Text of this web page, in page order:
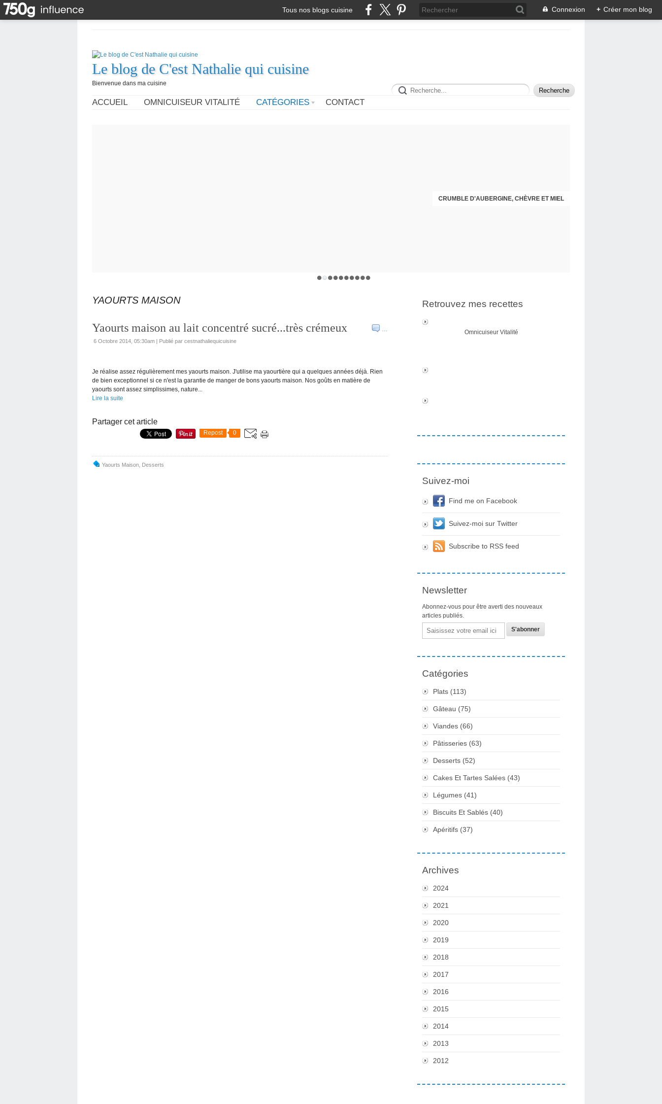
Tous nos blogs cuisine Connexion + Créer mon blog
Le blog de C'est Nathalie qui cuisine
Bienvenue dans ma cuisine
ACCUEIL OMNICUISEUR VITALITÉ CATÉGORIES CONTACT
CRUMBLE D'AUBERGINE, CHÈVRE ET MIEL
SAUTÉ DE VEAU À LA PROVENÇALE
YAOURTS MAISON
…
Yaourts maison au lait concentré sucré...très crémeux
6 Octobre 2014, 05:30am | Publié par cestnathaliequicuisine
Je réalise assez régulièrement mes yaourts maison. J'utilise ma yaourtière qui a quelques années déjà. Rien
de bien exceptionnel si ce n'est la garantie de manger de bons yaourts maison. Nos goûts en matière de
yaourts sont assez simplissimes, nature...
Lire la suite
Partager cet article
Repost 0
Yaourts Maison Desserts
Retrouvez mes recettes
Omnicuiseur Vitalité
Suivez-moi
Find me on Facebook
Suivez-moi sur Twitter
Subscribe to RSS feed
Newsletter
Abonnez-vous pour être averti des nouveaux
articles publiés.
Email
Catégories
Plats (113)
Gâteau (75)
Viandes (66)
Pâtisseries (63)
Desserts (52)
Cakes Et Tartes Salées (43)
Légumes (41)
Biscuits Et Sablés (40)
Apéritifs (37)
Archives
2024
2021
2020
2019
2018
2017
2016
2015
2014
2013
2012